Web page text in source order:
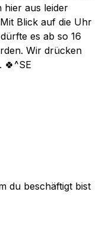
hier aus leider
Blick auf die Uhr
es ab so 16
Wir drücken
🍀^SE
du beschäftigt bist